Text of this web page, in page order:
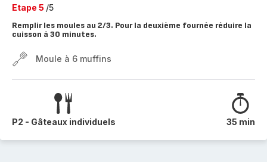
Etape 5 /5
Remplir les moules au 2/3. Pour la deuxième fournée réduire la
cuisson à 30 minutes.
Moule à 6 muffins
P2 - Gâteaux individuels 35 min